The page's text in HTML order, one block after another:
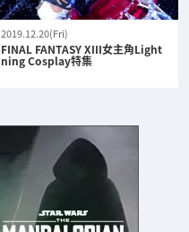
2019.12.20(Fri)
FINAL FANTASY XIII女主角Light
ning Cosplay特集